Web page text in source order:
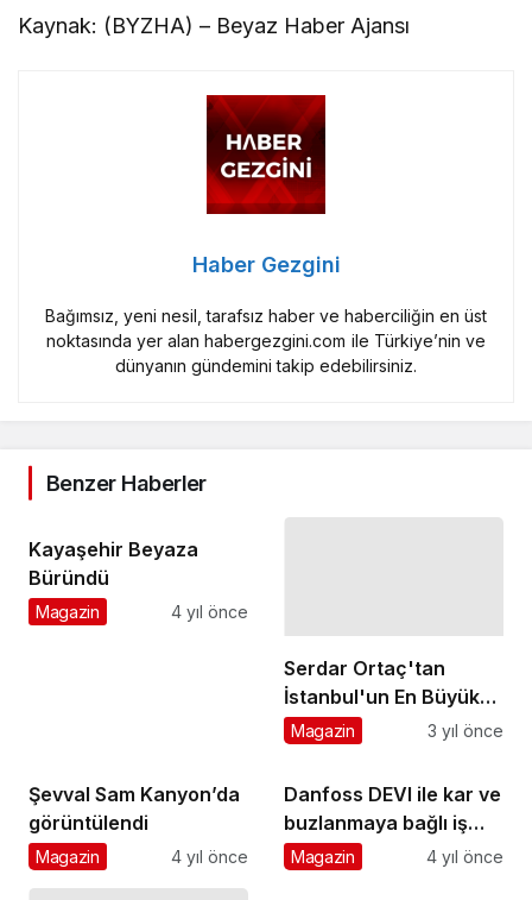
Kaynak: (BYZHA) – Beyaz Haber Ajansı
Haber Gezgini
Bağımsız, yeni nesil, tarafsız haber ve haberciliğin en üst
noktasında yer alan habergezgini.com ile Türkiye’nin ve
dünyanın gündemini takip edebilirsiniz.
Benzer Haberler
Kayaşehir Beyaza
Büründü
Magazin 4 yıl önce
Serdar Ortaç'tan
İstanbul'un En Büyük
Sahnesi YBY Woods'ta
Şöleni
Magazin 3 yıl önce
Şevval Sam Kanyon’da
görüntülendi
Magazin 4 yıl önce
Danfoss DEVI ile kar ve
buzlanmaya bağlı iş
kazaları tarihe
Magazin 4 yıl önce